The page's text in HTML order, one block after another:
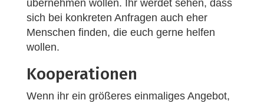
übernehmen wollen. Ihr werdet sehen, dass
sich bei konkreten Anfragen auch eher
Menschen finden, die euch gerne helfen
wollen.
Kooperationen
Wenn ihr ein größeres einmaliges Angebot,